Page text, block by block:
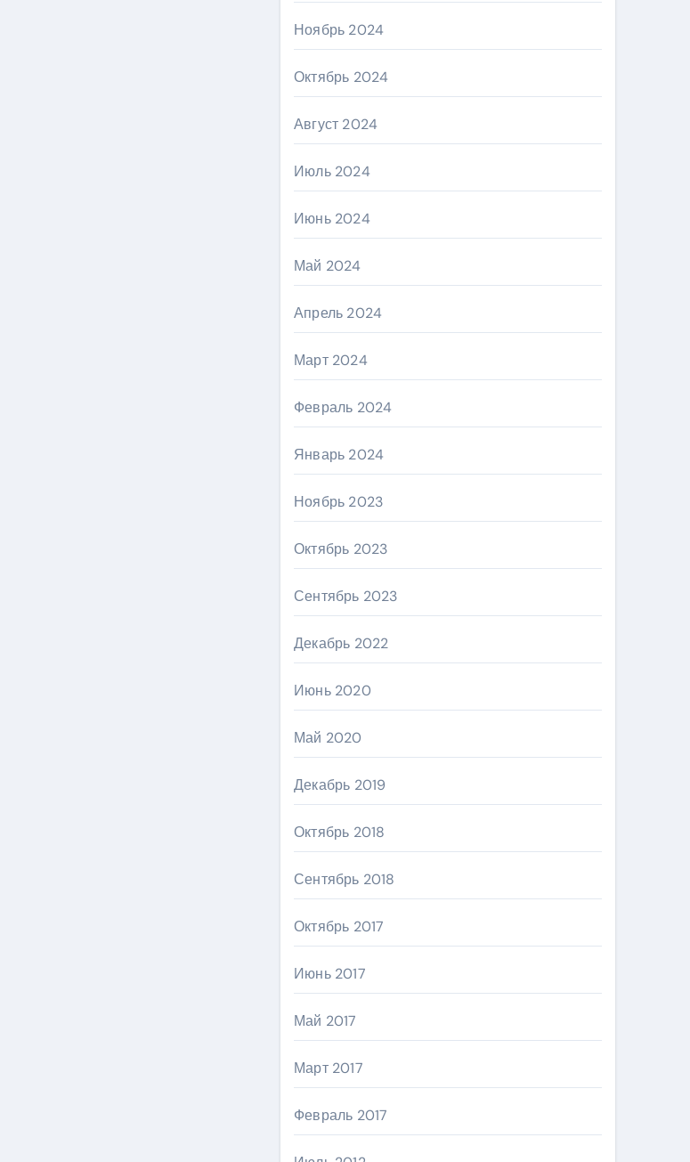
Ноябрь 2024
Октябрь 2024
Август 2024
Июль 2024
Июнь 2024
Май 2024
Апрель 2024
Март 2024
Февраль 2024
Январь 2024
Ноябрь 2023
Октябрь 2023
Сентябрь 2023
Декабрь 2022
Июнь 2020
Май 2020
Декабрь 2019
Октябрь 2018
Сентябрь 2018
Октябрь 2017
Июнь 2017
Май 2017
Март 2017
Февраль 2017